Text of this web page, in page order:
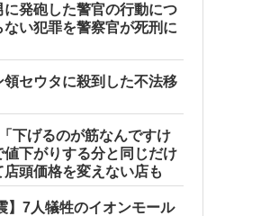
ゃん」と言い放ったBの神経がわか
に発砲した警官の行動につ
い犯罪を警察官が死刑に
セウタに殺到した不法移
下げるのが筋なんですけ
下がりする分と同じだけ
頭価格を変えない店も
】7人犠牲のイオンモール